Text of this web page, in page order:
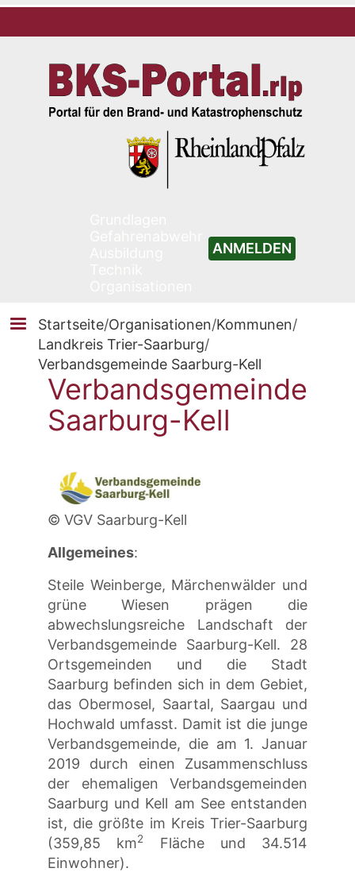
ANMELDEN
Startseite/Organisationen/Kommunen/
Landkreis Trier-Saarburg/
Verbandsgemeinde Saarburg-Kell
Verbandsgemeinde
Saarburg-Kell
© VGV Saarburg-Kell
Allgemeines:
Steile Weinberge, Märchenwälder und
grüne Wiesen prägen die
abwechslungsreiche Landschaft der
Verbandsgemeinde Saarburg-Kell. 28
Ortsgemeinden und die Stadt
Saarburg befinden sich in dem Gebiet,
das Obermosel, Saartal, Saargau und
Hochwald umfasst. Damit ist die junge
Verbandsgemeinde, die am 1. Januar
2019 durch einen Zusammenschluss
der ehemaligen Verbandsgemeinden
Saarburg und Kell am See entstanden
ist, die größte im Kreis Trier-Saarburg
(359,85 km2
Fläche und 34.514
Einwohner).